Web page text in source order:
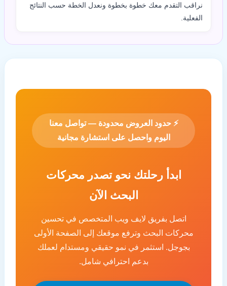
نراقب التقدم معك خطوة بخطوة ونعدل الخطة حسب النتائج
الفعلية.
⚡ حدود العروض محدودة — تواصل معنا
اليوم واحصل على استشارة مجانية
ابدأ رحلتك نحو تصدر محركات
البحث الآن
اتصل بفريق لايف ويب المتخصص في تحسين
محركات البحث وترفع موقعك إلى الصفحة الأولى
بجوجل. استثمر في نمو حقيقي ومستدام لعملك
بدعم احترافي شامل.